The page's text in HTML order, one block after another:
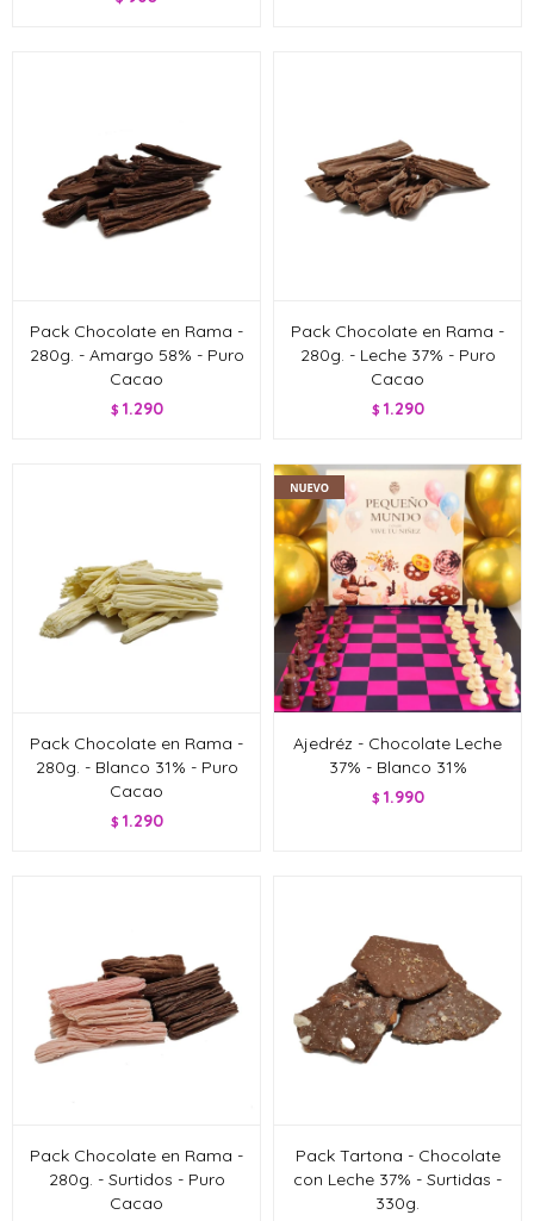
Pack Chocolate en Rama -
280g. - Amargo 58% - Puro
Cacao
$ 1.290
Pack Chocolate en Rama -
280g. - Leche 37% - Puro
Cacao
$ 1.290
Pack Chocolate en Rama -
280g. - Blanco 31% - Puro
Cacao
$ 1.290
Ajedréz - Chocolate Leche
37% - Blanco 31%
$ 1.990
Pack Chocolate en Rama -
280g. - Surtidos - Puro
Cacao
Pack Tartona - Chocolate
con Leche 37% - Surtidas -
330g.